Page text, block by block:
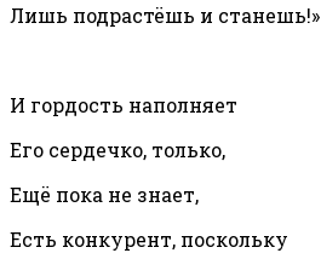
Лишь подрастёшь и станешь!»
И гордость наполняет
Его сердечко, только,
Ещё пока не знает,
Есть конкурент, поскольку